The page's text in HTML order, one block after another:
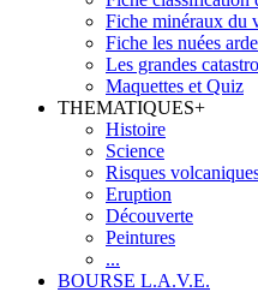
Fiche minéraux du
Fiche les nuées
Les grandes
Maquettes et Quiz
THEMATIQUES+
Histoire
Science
Risques
Eruption
Découverte
Peintures
...
BOURSE L.A.V.E.